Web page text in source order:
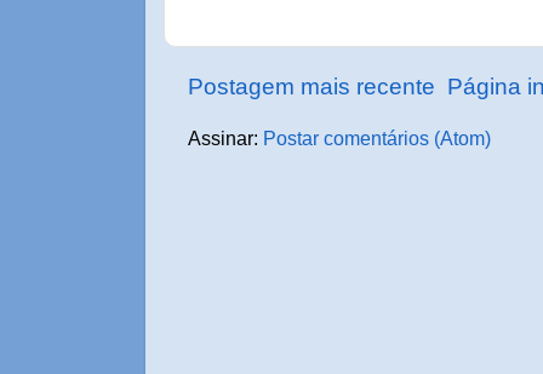
Postagem mais recente Página
Assinar: Postar comentários (Atom)